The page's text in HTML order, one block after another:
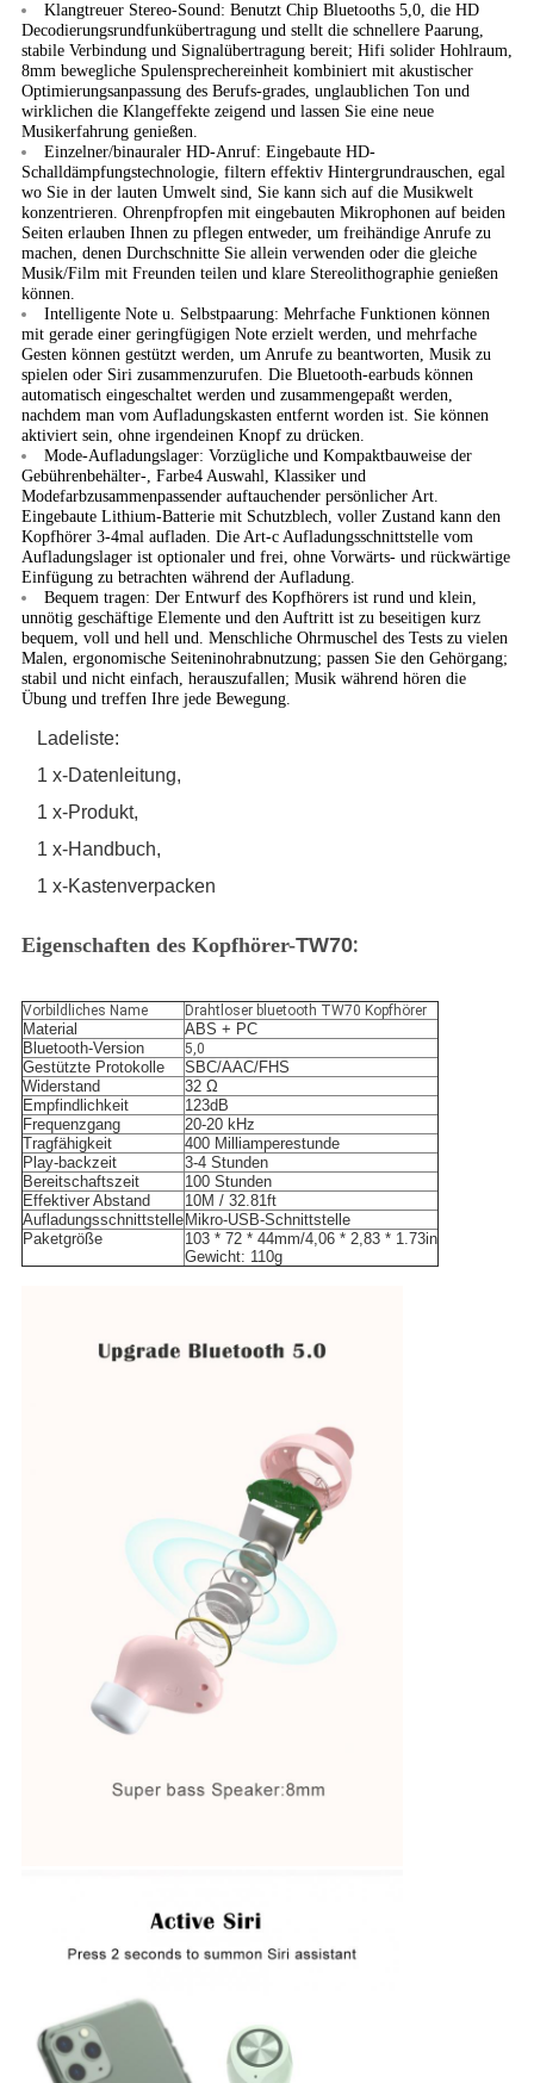
Klangtreuer Stereo-Sound: Benutzt Chip Bluetooths 5,0, die HD
Decodierungsrundfunkübertragung und stellt die schnellere Paarung,
stabile Verbindung und Signalübertragung bereit; Hifi solider Hohlraum,
8mm bewegliche Spulensprechereinheit kombiniert mit akustischer
Optimierungsanpassung des Berufs-grades, unglaublichen Ton und
wirklichen die Klangeffekte zeigend und lassen Sie eine neue
Musikerfahrung genießen.
Einzelner/binauraler HD-Anruf: Eingebaute HD-
Schalldämpfungstechnologie, filtern effektiv Hintergrundrauschen, egal
wo Sie in der lauten Umwelt sind, Sie kann sich auf die Musikwelt
konzentrieren. Ohrenpfropfen mit eingebauten Mikrophonen auf beiden
Seiten erlauben Ihnen zu pflegen entweder, um freihändige Anrufe zu
machen, denen Durchschnitte Sie allein verwenden oder die gleiche
Musik/Film mit Freunden teilen und klare Stereolithographie genießen
können.
Intelligente Note u. Selbstpaarung: Mehrfache Funktionen können
mit gerade einer geringfügigen Note erzielt werden, und mehrfache
Gesten können gestützt werden, um Anrufe zu beantworten, Musik zu
spielen oder Siri zusammenzurufen. Die Bluetooth-earbuds können
automatisch eingeschaltet werden und zusammengepaßt werden,
nachdem man vom Aufladungskasten entfernt worden ist. Sie können
aktiviert sein, ohne irgendeinen Knopf zu drücken.
Mode-Aufladungslager: Vorzügliche und Kompaktbauweise der
Gebührenbehälter-, Farbe4 Auswahl, Klassiker und
Modefarbzusammenpassender auftauchender persönlicher Art.
Eingebaute Lithium-Batterie mit Schutzblech, voller Zustand kann den
Kopfhörer 3-4mal aufladen. Die Art-c Aufladungsschnittstelle vom
Aufladungslager ist optionaler und frei, ohne Vorwärts- und rückwärtige
Einfügung zu betrachten während der Aufladung.
Bequem tragen: Der Entwurf des Kopfhörers ist rund und klein,
unnötig geschäftige Elemente und den Auftritt ist zu beseitigen kurz
bequem, voll und hell und. Menschliche Ohrmuschel des Tests zu vielen
Malen, ergonomische Seiteninohrabnutzung; passen Sie den Gehörgang;
stabil und nicht einfach, herauszufallen; Musik während hören die
Übung und treffen Ihre jede Bewegung.
Ladeliste:
1 x-Datenleitung,
1 x-Produkt,
1 x-Handbuch,
1 x-Kastenverpacken
Eigenschaftendes Kopfhörer-TW70:
Vorbildliches Name Drahtloser bluetooth TW70 Kopfhörer
Material
ABS + PC
Bluetooth-Version
5,0
Gestützte Protokolle
SBC/AAC/FHS
Widerstand
32 Ω
Empfindlichkeit
123dB
Frequenzgang
20-20 kHz
Tragfähigkeit
400 Milliamperestunde
Play-backzeit
3-4 Stunden
Bereitschaftszeit
100 Stunden
Effektiver Abstand
10M / 32.81ft
Aufladungsschnittstelle Mikro-USB-Schnittstelle
Paketgröße
103 * 72 * 44mm/4,06 * 2,83 * 1.73in
Gewicht: 110g